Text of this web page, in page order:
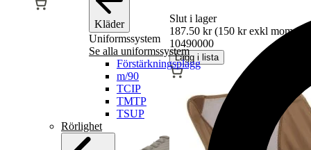
Kläder
Uniformssystem
Se alla uniformssystem
Förstärkningsplagg
m/90
TCIP
TMTP
TSUP
Rörlighet
Slut i lager
187.50 kr (150 krexkl moms)
10490000
Lägg i lista